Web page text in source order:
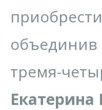
объединив
тремя-
Екатерина